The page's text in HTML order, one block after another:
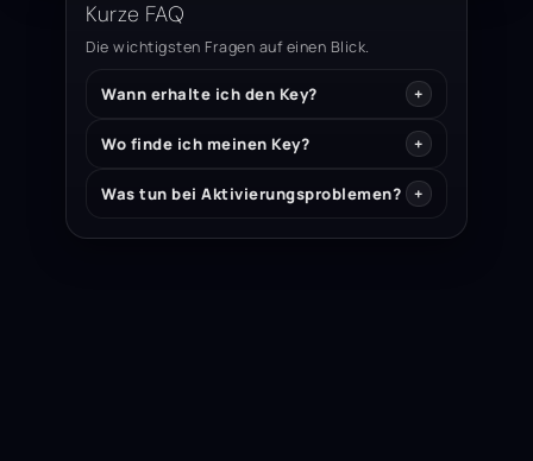
Kurze FAQ
Die wichtigsten Fragen auf einen Blick.
Wann erhalte ich den Key?
Wo finde ich meinen Key?
Was tun bei Aktivierungsproblemen?